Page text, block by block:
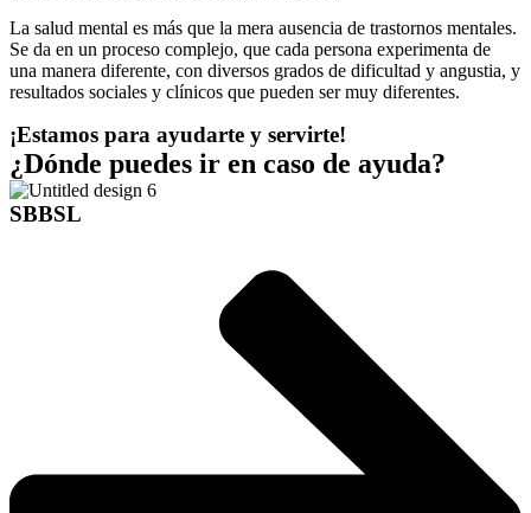
La salud mental es más que la mera ausencia de trastornos mentales.
Se da en un proceso complejo, que cada persona experimenta de
una manera diferente, con diversos grados de dificultad y angustia, y
resultados sociales y clínicos que pueden ser muy diferentes.
¡Estamos para ayudarte y servirte!
¿Dónde puedes ir en caso de ayuda?
SBBSL